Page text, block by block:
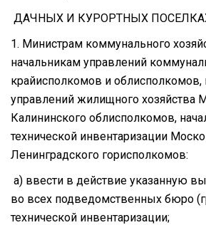
ДАЧНЫХ И КУРОРТНЫХ
1. Министрам коммунального
начальникам управлений
крайисполкомов и облисполкомов,
управлений жилищного хозяйства
Калининского облисполкомов,
технической инвентаризации
Ленинградского горисполкомов:
а) ввести в действие указанную
во всех подведомственных бюро
технической инвентаризации;